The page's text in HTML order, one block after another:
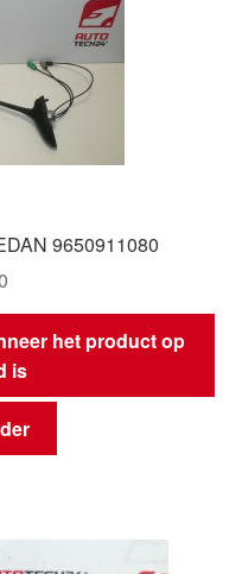
9650911080
het product op
is